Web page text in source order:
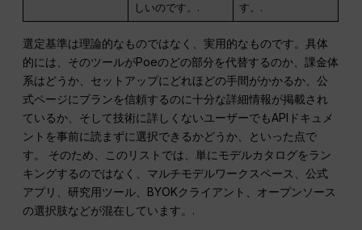
しいのです。. す。.
選定基準は理論的なものではなく、実用的なものです。具体
的には、そのツールがPoeのどの部分を代替するのか、課金体
系はどうか、セットアップにどれほどの手間がかかるか、公
式ページにプランを信頼するのに十分な詳細情報が掲載され
ているか、そして技術に詳しくないユーザーでもAPIドキュメ
ントを事前に読まずに選択できるかどうか、といった点で
す。 そのため、このリストでは、単にモデルカタログをラン
キングするのではなく、マルチモデルワークスペース、公式
アプリ、研究用ツール、BYOKクライアント、オープンソース
の選択肢などが混在しています。.